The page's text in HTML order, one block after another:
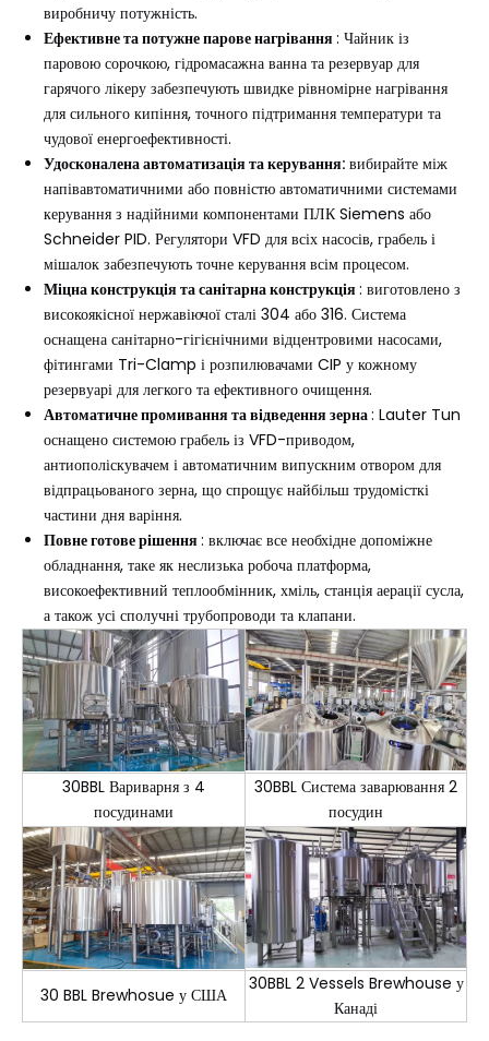
виробничу потужність.
Ефективне та потужне парове нагрівання : Чайник із
паровою сорочкою, гідромасажна ванна та резервуар для
гарячого лікеру забезпечують швидке рівномірне нагрівання
для сильного кипіння, точного підтримання температури та
чудової енергоефективності.
Удосконалена автоматизація та керування: вибирайте між
напівавтоматичними або повністю автоматичними системами
керування з надійними компонентами ПЛК Siemens або
Schneider PID. Регулятори VFD для всіх насосів, грабель і
мішалок забезпечують точне керування всім процесом.
Міцна конструкція та санітарна конструкція : виготовлено з
високоякісної нержавіючої сталі 304 або 316. Система
оснащена санітарно-гігієнічними відцентровими насосами,
фітингами Tri-Clamp і розпилювачами CIP у кожному
резервуарі для легкого та ефективного очищення.
Автоматичне промивання та відведення зерна: Lauter Tun
оснащено системою грабель із VFD-приводом,
антиополіскувачем і автоматичним випускним отвором для
відпрацьованого зерна, що спрощує найбільш трудомісткі
частини дня варіння.
Повне готове рішення : включає все необхідне допоміжне
обладнання, таке як неслизька робоча платформа,
високоефективний теплообмінник, хміль, станція аерації сусла,
а також усі сполучні трубопроводи та клапани.
30BBL Вариварня з 4
посудинами
30BBL Система заварювання 2
посудин
30 BBL Brewhosue у США
30BBL 2 Vessels Brewhouse у
Канаді